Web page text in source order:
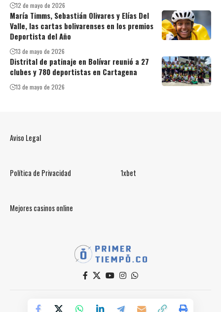
12 de mayo de 2026
María Timms, Sebastián Olivares y Elías Del
Valle, las cartas bolivarenses en los premios
Deportista del Año
13 de mayo de 2026
Distrital de patinaje en Bolívar reunió a 27
clubes y 780 deportistas en Cartagena
13 de mayo de 2026
Aviso Legal
Política de Privacidad 1xbet
Mejores casinos online